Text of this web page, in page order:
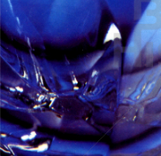
Somat Henkel